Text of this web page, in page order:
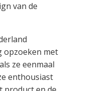
van de
opzoeken met
ze eenmaal
enthousiast